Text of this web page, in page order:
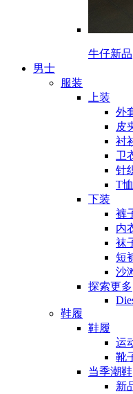
牛仔新品
男士
服装
上装
外
皮
衬
卫
针
T
下装
裤
内
袜
短
沙
探索更多
鞋履
鞋履
运
靴
当季潮鞋
新